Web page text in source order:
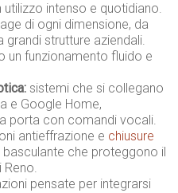
utilizzo intenso e quotidiano.
di ogni dimensione, da
grandi strutture aziendali.
un funzionamento fluido e
sistemi che si collegano
e Google Home,
porta con comandi vocali.
antieffrazione e chiusure
che proteggono il
Reno.
pensate per integrarsi